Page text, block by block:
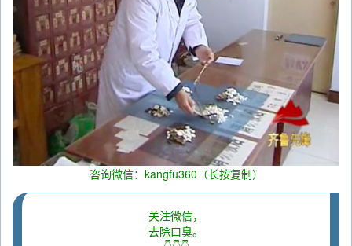
咨询微信：kangfu360（长按复制）
关注微信，
去除口臭。